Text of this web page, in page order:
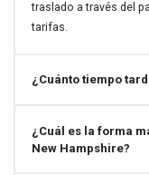
traslado a través del
tarifas.
¿Cuánto tiempo
¿Cuál es la forma
New Hampshire?